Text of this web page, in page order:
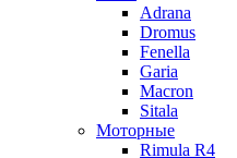
Adrana
Dromus
Fenella
Garia
Macron
Sitala
Моторные
Rimula R4